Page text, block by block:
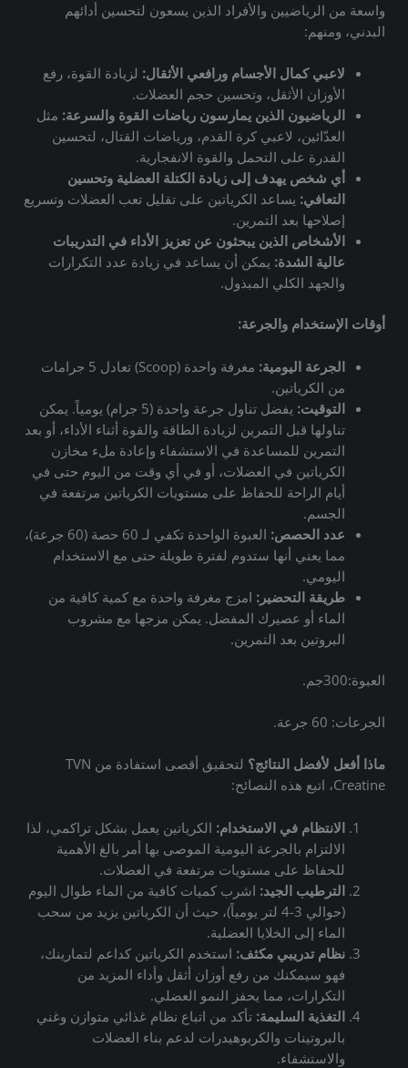
واسعة من الرياضيين والأفراد الذين يسعون لتحسين أدائهم
البدني، ومنهم:
لاعبي كمال الأجسام ورافعي الأثقال: لزيادة القوة، رفع
الأوزان الأثقل، وتحسين حجم العضلات.
الرياضيون الذين يمارسون رياضات القوة والسرعة: مثل
العدّائين، لاعبي كرة القدم، ورياضات القتال، لتحسين
القدرة على التحمل والقوة الانفجارية.
أي شخص يهدف إلى زيادة الكتلة العضلية وتحسين
التعافي: يساعد الكرياتين على تقليل تعب العضلات وتسريع
إصلاحها بعد التمرين.
الأشخاص الذين يبحثون عن تعزيز الأداء في التدريبات
عالية الشدة: يمكن أن يساعد في زيادة عدد التكرارات
والجهد الكلي المبذول.
أوقات الإستخدام والجرعة:
الجرعة اليومية:
مغرفة واحدة (Scoop) تعادل 5 جرامات
من الكرياتين.
التوقيت:
يفضل تناول جرعة واحدة (5 جرام) يومياً. يمكن
تناولها قبل التمرين لزيادة الطاقة والقوة أثناء الأداء، أو بعد
التمرين للمساعدة في الاستشفاء وإعادة ملء مخازن
الكرياتين في العضلات، أو في أي وقت من اليوم حتى في
أيام الراحة للحفاظ على مستويات الكرياتين مرتفعة في
الجسم.
عدد الحصص:
العبوة الواحدة تكفي لـ 60 حصة (60 جرعة)،
مما يعني أنها ستدوم لفترة طويلة حتى مع الاستخدام
اليومي.
طريقة التحضير: امزج مغرفة واحدة مع كمية كافية من
الماء أو عصيرك المفضل. يمكن مزجها مع مشروب
البروتين بعد التمرين.
العبوة:300جم.
الجرعات: 60 جرعة.
ماذا أفعل لأفضل النتائج؟
لتحقيق أقصى استفادة من TVN
Creatine، اتبع هذه النصائح:
الانتظام في الاستخدام: الكرياتين يعمل بشكل تراكمي، لذا
الالتزام بالجرعة اليومية الموصى بها أمر بالغ الأهمية
للحفاظ على مستويات مرتفعة في العضلات.
الترطيب الجيد: اشرب كميات كافية من الماء طوال اليوم
(حوالي 3-4 لتر يومياً)، حيث أن الكرياتين يزيد من سحب
الماء إلى الخلايا العضلية.
نظام تدريبي مكثف: استخدم الكرياتين كداعم لتمارينك،
فهو سيمكنك من رفع أوزان أثقل وأداء المزيد من
التكرارات، مما يحفز النمو العضلي.
التغذية السليمة: تأكد من اتباع نظام غذائي متوازن وغني
بالبروتينات والكربوهيدرات لدعم بناء العضلات
والاستشفاء.